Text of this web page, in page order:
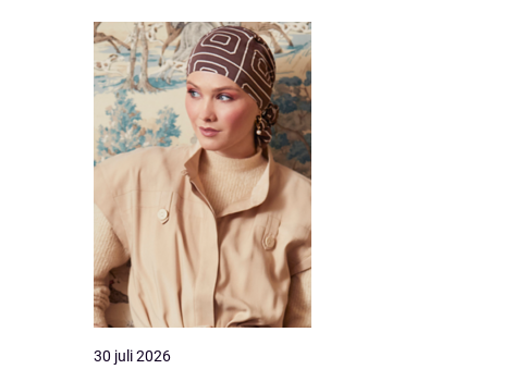
30 juli 2026